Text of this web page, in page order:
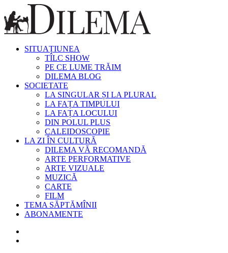
SITUAȚIUNEA
TÎLC SHOW
PE CE LUME TRĂIM
DILEMA BLOG
SOCIETATE
LA SINGULAR ȘI LA PLURAL
LA FAȚA TIMPULUI
LA FAȚA LOCULUI
DIN POLUL PLUS
CALEIDOSCOPIE
LA ZI ÎN CULTURĂ
DILEMA VĂ RECOMANDĂ
ARTE PERFORMATIVE
ARTE VIZUALE
MUZICĂ
CARTE
FILM
TEMA SĂPTĂMÎNII
ABONAMENTE